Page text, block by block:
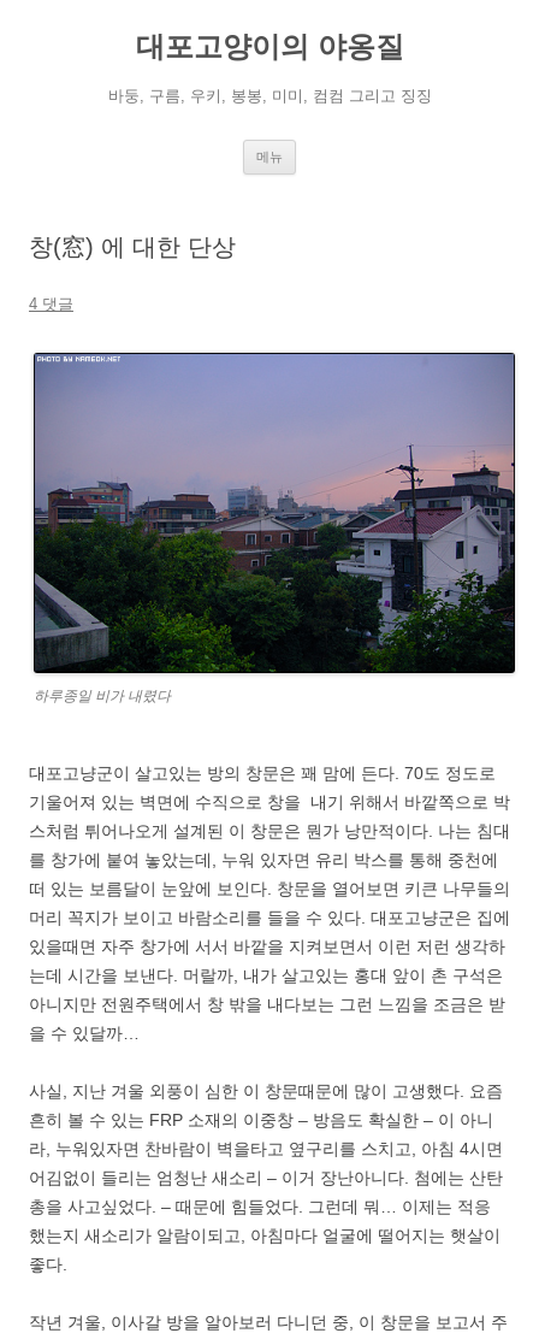
대포고양이의 야옹질
바둥, 구름, 우키, 봉봉, 미미, 컴컴 그리고 징징
메뉴
창(窓) 에 대한 단상
4 댓글
하루종일 비가 내렸다
대포고냥군이 살고있는 방의 창문은 꽤 맘에 든다. 70도 정도로
기울어져 있는 벽면에 수직으로 창을 내기 위해서 바깥쪽으로 박
스처럼 튀어나오게 설계된 이 창문은 뭔가 낭만적이다. 나는 침대
를 창가에 붙여 놓았는데, 누워 있자면 유리 박스를 통해 중천에
떠 있는 보름달이 눈앞에 보인다. 창문을 열어보면 키큰 나무들의
머리 꼭지가 보이고 바람소리를 들을 수 있다. 대포고냥군은 집에
있을때면 자주 창가에 서서 바깥을 지켜보면서 이런 저런 생각하
는데 시간을 보낸다. 머랄까, 내가 살고있는 홍대 앞이 촌 구석은
아니지만 전원주택에서 창 밖을 내다보는 그런 느낌을 조금은 받
을 수 있달까…
사실, 지난 겨울 외풍이 심한 이 창문때문에 많이 고생했다. 요즘
흔히 볼 수 있는 FRP 소재의 이중창 – 방음도 확실한 – 이 아니
라, 누워있자면 찬바람이 벽을타고 옆구리를 스치고, 아침 4시면
어김없이 들리는 엄청난 새소리 – 이거 장난아니다. 첨에는 산탄
총을 사고싶었다. – 때문에 힘들었다. 그런데 뭐… 이제는 적응
했는지 새소리가 알람이되고, 아침마다 얼굴에 떨어지는 햇살이
좋다.
작년 겨울, 이사갈 방을 알아보러 다니던 중, 이 창문을 보고서 주